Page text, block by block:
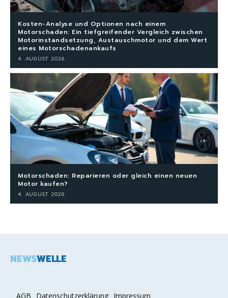
Kosten-Analyse und Optionen nach einem
Motorschaden: Ein tiefgreifender Vergleich zwischen
Motorinstandsetzung, Austauschmotor und dem Wert
eines Motorschadenankaufs
4. AUGUST 2026
Motorschaden: Reparieren oder gleich einen neuen
Motor kaufen?
4. AUGUST 2026
NEWSWELLE
AGB Datenschutzerklärung Impressum